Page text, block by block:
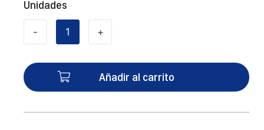
Unidades
-
un
estratégico
+
Añadir al carrito